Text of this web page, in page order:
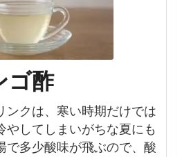
ゴ酢
ンクは、寒い時期だけでは
やしてしまいがちな夏にも
で多少酸味が飛ぶので、酸